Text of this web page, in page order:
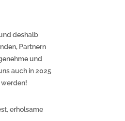
deshalb
Partnern
und
auch in 2025
erholsame